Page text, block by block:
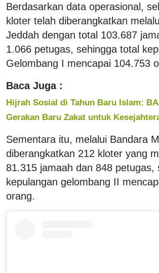
Berdasarkan data operasional,
kloter telah diberangkatkan
Jeddah dengan total 103.687
1.066 petugas, sehingga total
Gelombang I mencapai 104.753
Baca Juga :
Hijrah Sosial di Tahun Baru Islam:
Gerakan Baru Zakat untuk
Sementara itu, melalui Bandara
diberangkatkan 212 kloter yang
81.315 jamaah dan 848 petugas,
kepulangan gelombang II
orang.